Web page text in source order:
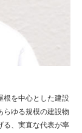
根を中心とした建設
らゆる規模の建設物
る、実直な代表が率